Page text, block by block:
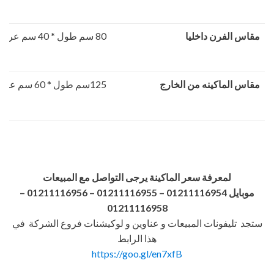
مقاس الفرن داخليا 80 سم طول * 40 سم عرض * 25 سم ارتفاع
مقاس الماكينه من الخارج 125سم طول * 60 سم عرض 80 سم ارتفاع
لمعرفة سعر الماكينة يرجى التواصل مع المبيعات
موبايل 01211116954 – 01211116955 – 01211116956
–
01211116958
ستجد تليفونات المبيعات و عناوين و لوكيشنات فروع الشركة في
هذا الرابط
https://goo.gl/en7xfB